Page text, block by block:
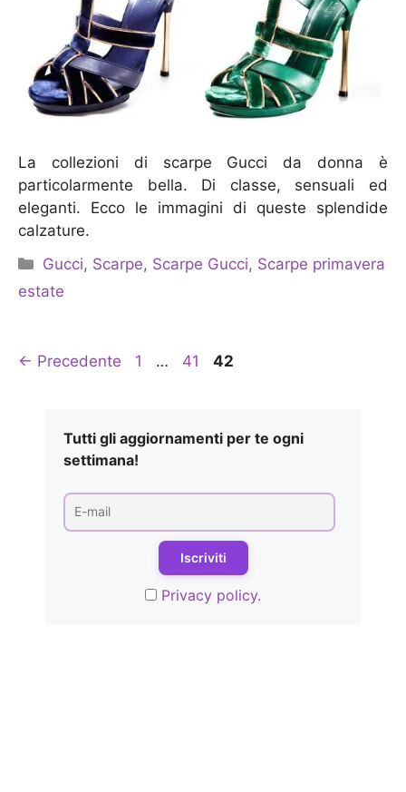
La collezioni di scarpe Gucci da donna è
particolarmente bella. Di classe, sensuali ed
eleganti. Ecco le immagini di queste splendide
calzature.
Categorie
Gucci, Scarpe, Scarpe Gucci, Scarpe primavera
estate
← Precedente Pagina
1 … Pagina
41 Pagina
42
Tutti gli aggiornamenti per te ogni
settimana!
Privacy policy.